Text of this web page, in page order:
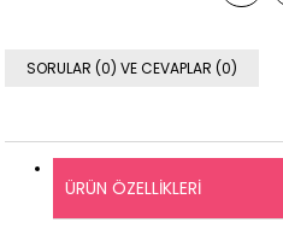
SORULAR (0) VE CEVAPLAR (0)
ÜRÜN ÖZELLIKLERI